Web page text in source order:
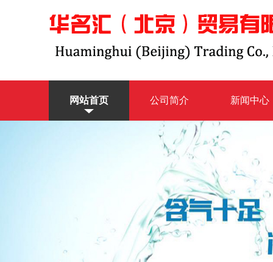
网站首页 公司简介 新闻中心